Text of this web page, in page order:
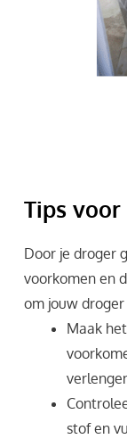
Tips
Door je droger
voorkomen en
om jouw
Maak
stof en